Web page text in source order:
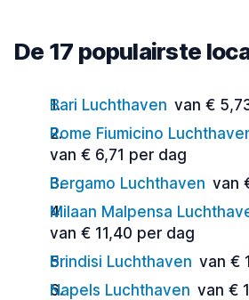
De 17 populairste
Bari Luchthaven van €
Rome Fiumicino
van € 6,71 per dag
Bergamo Luchthaven van
Milaan Malpensa
van € 11,40 per dag
Brindisi Luchthaven van €
Napels Luchthaven van €